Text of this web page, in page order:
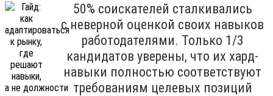
50% соискателей сталкивались
с неверной оценкой своих навыков
работодателями. Только 1/3
кандидатов уверены, что их хард-
навыки полностью соответствуют
требованиям целевых позиций